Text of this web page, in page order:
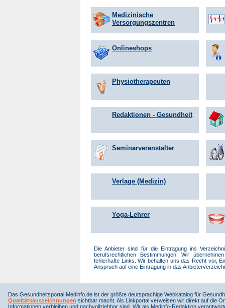
Medizinische
Versorgungszentren
Onlineshops
Physiotherapeuten
Redaktionen - Gesundheit
Seminarveranstalter
Verlage (Medizin)
Yoga-Lehrer
Die Anbieter sind für die Eintragung ins
berufsrechtlichen Bestimmungen. Wir
fehlerhafte Links. Wir behalten uns das Recht vor,
Anspruch auf eine Eintragung in das
Das Gesundheitsportal Medinfo.de ist der größte deutsprachige Webkatalog für
Qualitätsauszeichnungen sichtbar macht. Als Linkportal verweisen wir direkt auf die
Informationen verbleiben und nachvollziehbar sind. Wir als Medinfo-Redaktion